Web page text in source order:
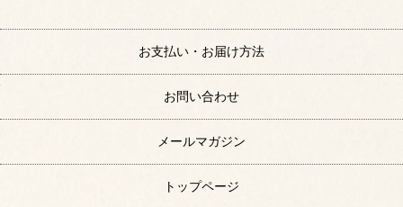
お支払い・お届け方法
お問い合わせ
メールマガジン
トップページ